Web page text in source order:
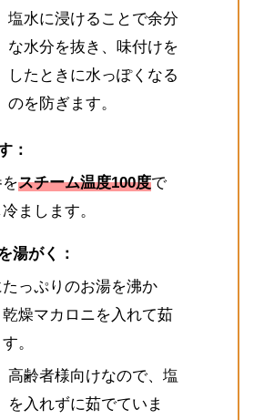
塩水に浸けることで余分
な水分を抜き、味付けを
したときに水っぽくなる
のを防ぎます。
：
をスチーム温度100度で
まします。
湯がく：
っぷりのお湯を沸か
乾燥マカロニを入れて茹
。
高齢者様向けなので、塩
を入れずに茹でていま